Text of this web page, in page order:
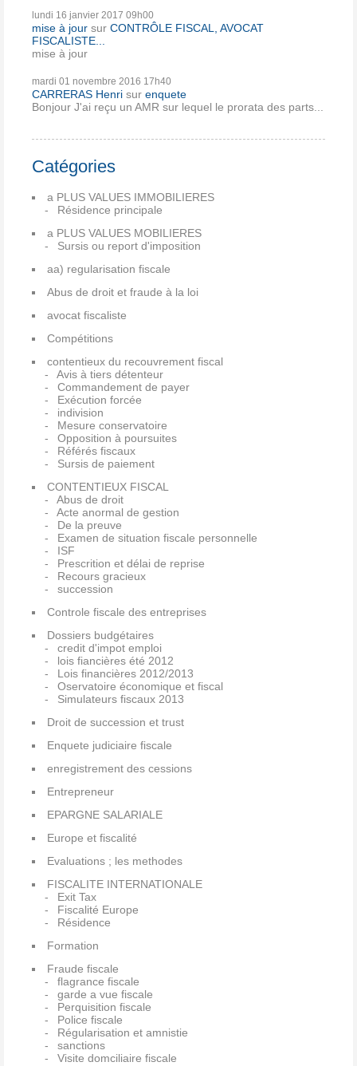
lundi 16 janvier 2017 09h00
mise à jour sur CONTRÔLE FISCAL, AVOCAT
FISCALISTE...
mise à jour
mardi 01 novembre 2016 17h40
CARRERAS Henri sur enquete
Bonjour J'ai reçu un AMR sur lequel le prorata des parts...
Catégories
a PLUS VALUES IMMOBILIERES
Résidence principale
a PLUS VALUES MOBILIERES
Sursis ou report d'imposition
aa) regularisation fiscale
Abus de droit et fraude à la loi
avocat fiscaliste
Compétitions
contentieux du recouvrement fiscal
Avis à tiers détenteur
Commandement de payer
Exécution forcée
indivision
Mesure conservatoire
Opposition à poursuites
Référés fiscaux
Sursis de paiement
CONTENTIEUX FISCAL
Abus de droit
Acte anormal de gestion
De la preuve
Examen de situation fiscale personnelle
ISF
Prescrition et délai de reprise
Recours gracieux
succession
Controle fiscale des entreprises
Dossiers budgétaires
credit d'impot emploi
lois fiancières été 2012
Lois financières 2012/2013
Oservatoire économique et fiscal
Simulateurs fiscaux 2013
Droit de succession et trust
Enquete judiciaire fiscale
enregistrement des cessions
Entrepreneur
EPARGNE SALARIALE
Europe et fiscalité
Evaluations ; les methodes
FISCALITE INTERNATIONALE
Exit Tax
Fiscalité Europe
Résidence
Formation
Fraude fiscale
flagrance fiscale
garde a vue fiscale
Perquisition fiscale
Police fiscale
Régularisation et amnistie
sanctions
Visite domciliaire fiscale